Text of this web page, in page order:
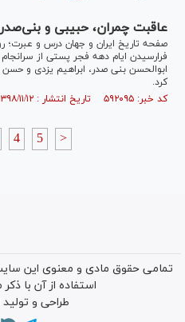
عاقبت چمران، حبیبی و
صفحه تاریخ ایران و جهان درس و عبرت؛
فرارسیدن ایام دهه فجر پستی از
ابوالحسن بنی صدر، ابراهیم یزدی و
کرد.
کد خبر: ۵۹۲۰۹۵ تاریخ انتشار : ۱۳۹۸/۱۱/۱۲
4 5 >
تمامی حقوق مادی و معنوی این
استفاده از آن با
طراحی و تولید